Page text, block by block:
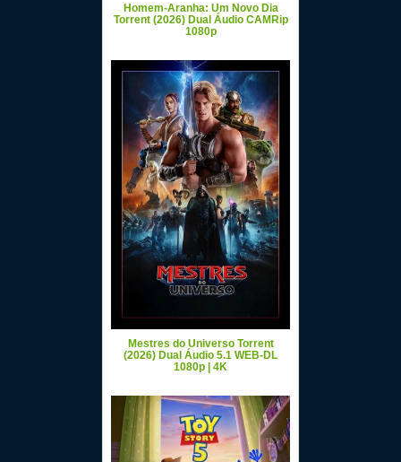
Homem-Aranha: Um Novo Dia
Torrent (2026) Dual Áudio CAMRip
1080p
Mestres do Universo Torrent
(2026) Dual Áudio 5.1 WEB-DL
1080p | 4K